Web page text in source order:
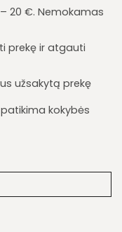
20 €. Nemokamas
prekę ir atgauti
užsakytą prekę
kokybės